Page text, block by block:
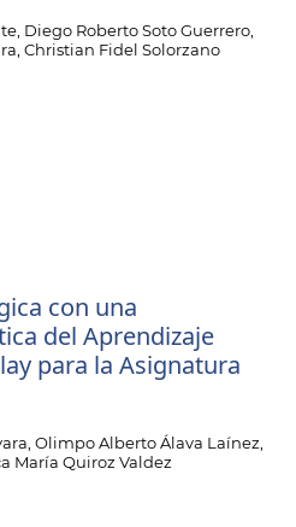
Diego Roberto Soto Guerrero,
Christian Fidel Solorzano
con una
del Aprendizaje
para la Asignatura
Olimpo Alberto Álava Laínez,
María Quiroz Valdez